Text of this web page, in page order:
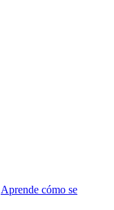
Aprende cómo se